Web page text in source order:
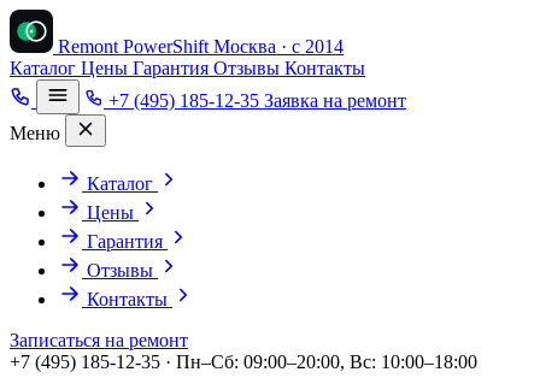
Remont PowerShift Москва · с 2014
Каталог Цены Гарантия Отзывы Контакты
+7 (495) 185-12-35 Заявка на ремонт
Меню
Каталог
Цены
Гарантия
Отзывы
Контакты
Записаться на ремонт
+7 (495) 185-12-35 · Пн–Сб: 09:00–20:00, Вс: 10:00–18:00